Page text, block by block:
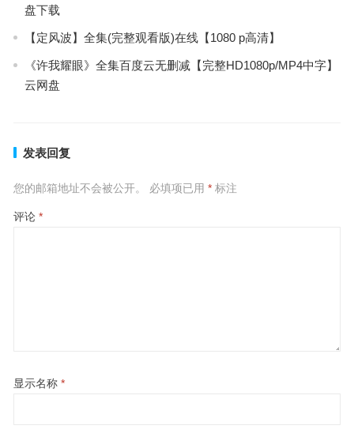
盘下载
【定风波】全集(完整观看版)在线【1080 p高清】
《许我耀眼》全集百度云无删减【完整HD1080p/MP4中字】
云网盘
发表回复
您的邮箱地址不会被公开。 必填项已用 *标注
评论 *
显示名称 *